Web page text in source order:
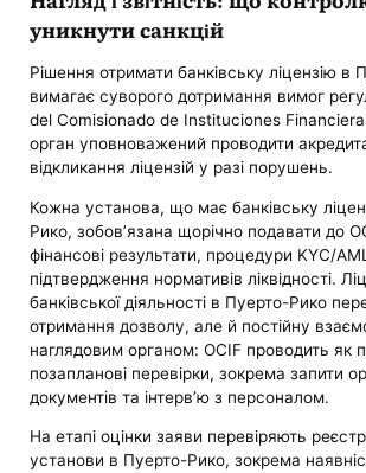
уникнути санкцій
Рішення отримати банківську ліцензію в
вимагає суворого дотримання вимог
del Comisionado de Instituciones
орган уповноважений проводити
відкликання ліцензій у разі порушень.
Кожна установа, що має банківську
Рико, зобов’язана щорічно подавати до
фінансові результати, процедури KYC/
підтвердження нормативів ліквідності.
банківської діяльності в Пуерто-Рико
отримання дозволу, але й постійну
наглядовим органом: OCIF проводить як
позапланові перевірки, зокрема запити
документів та інтерв’ю з персоналом.
На етапі оцінки заяви перевіряють
установи в Пуерто-Рико, зокрема